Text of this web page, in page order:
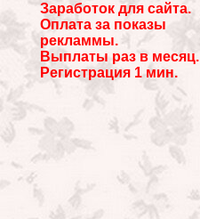
Заработок для сайта.
Оплата за показы
рекламмы.
Выплаты раз в месяц.
Регистрация 1 мин.